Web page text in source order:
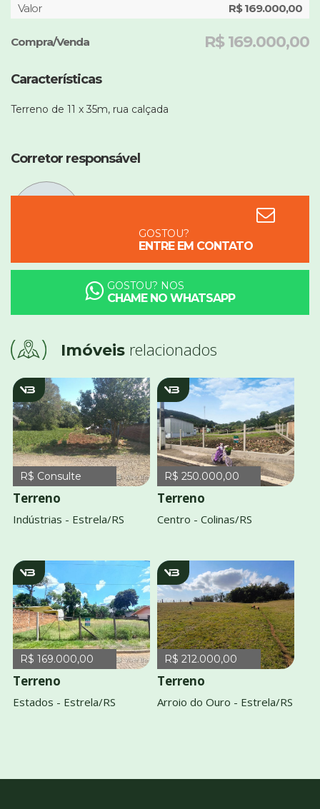
Valor
R$ 169.000,00
Compra/Venda R$ 169.000,00
Características
Terreno de 11 x 35m, rua calçada
Corretor responsável
GOSTOU?
ENTRE EM CONTATO
GOSTOU? NOS
CHAME NO WHATSAPP
Imóveis relacionados
v1403
R$ Consulte
Terreno
Indústrias - Estrela/RS
v3915
R$ 250.000,00
Terreno
Centro - Colinas/RS
v2965
R$ 169.000,00
Terreno
Estados - Estrela/RS
v3866
R$ 212.000,00
Terreno
Arroio do Ouro - Estrela/RS